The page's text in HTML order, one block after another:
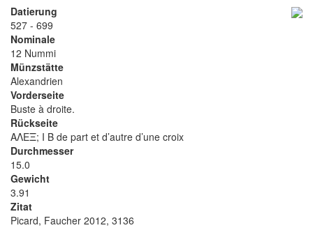
Datierung
527 - 699
Nominale
12 Nummi
Münzstätte
Alexandrien
Vorderseite
Buste à droite.
Rückseite
ΑΛΕΞ; I B de part et d’autre d’une croix
Durchmesser
15.0
Gewicht
3.91
Zitat
Picard, Faucher 2012, 3136